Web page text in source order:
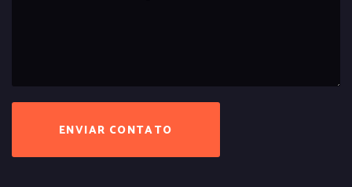
ENVIAR CONTATO